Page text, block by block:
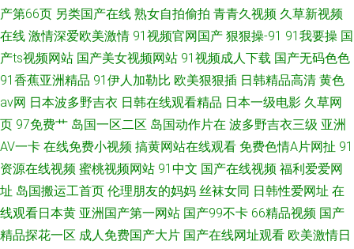
产第66页 另类国产在线 熟女自拍偷拍 青青久视频 久草新视频
在线 激情深爱欧美激情 91视频官网国产 狠狠操-91 91我要操 国
产ts视频网站 国产美女视频网站 91视频成人下载 国产无码色色
91香蕉亚洲精品 91伊人加勒比 欧美狠狠插 日韩精品高清 黄色
av网 日本波多野吉衣 日韩在线观看精品 日本一级电影 久草网
页 97免费艹 岛国一区二区 岛国动作片在 波多野吉衣三级 亚洲
AV一卡 在线免费小视频 搞黄网站在线观看 免费色情A片网扯 91
资源在线视频 蜜桃视频网站 91中文 国产在线视频 福利爱爱网
址 岛国搬运工首页 伦理朋友的妈妈 丝袜女同 日韩性爱网址 在
线观看日本黄 亚洲国产第一网站 国产99不卡 66精品视频 国产
精品探花一区 成人免费国产大片 国产在线网址观看 欧美激情日